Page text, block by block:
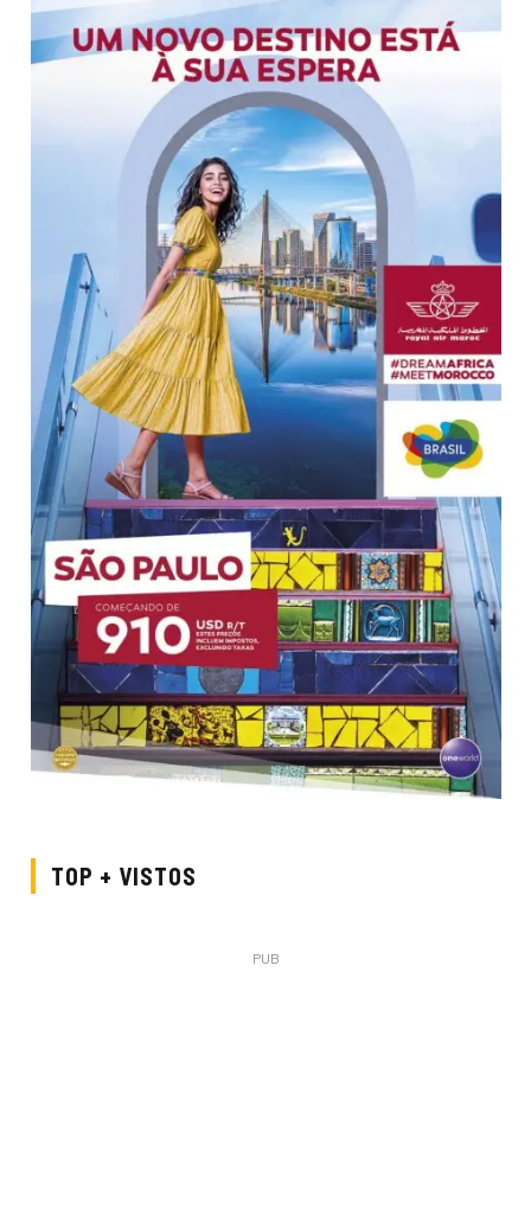
TOP + VISTOS
PUB